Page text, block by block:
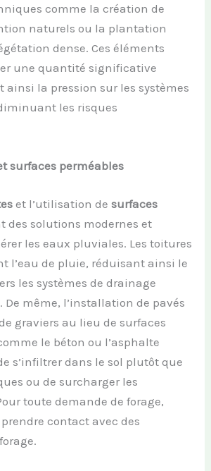
comme la création de
naturels ou la plantation
dense. Ces éléments
une quantité significative
ainsi la pression sur les systèmes
les risques
surfaces perméables
et l’utilisation desurfaces
des solutions modernes et
les eaux pluviales. Les toitures
l’eau de pluie, réduisant ainsi le
les systèmes de drainage
même, l’installation de pavés
graviers au lieu de surfaces
le béton ou l’asphalte
s’infiltrer dans le sol plutôt que
ou de surcharger les
toute demande de forage,
contact avec des